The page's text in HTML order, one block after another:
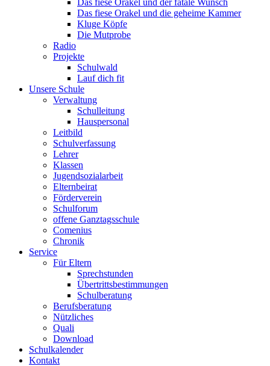
Das fiese Orakel und die geheime Kammer
Kluge Köpfe
Die Mutprobe
Radio
Projekte
Schulwald
Lauf dich fit
Unsere Schule
Verwaltung
Schulleitung
Hauspersonal
Leitbild
Schulverfassung
Lehrer
Klassen
Jugendsozialarbeit
Elternbeirat
Förderverein
Schulforum
offene Ganztagsschule
Comenius
Chronik
Service
Für Eltern
Sprechstunden
Übertrittsbestimmungen
Schulberatung
Berufsberatung
Nützliches
Quali
Download
Schulkalender
Kontakt